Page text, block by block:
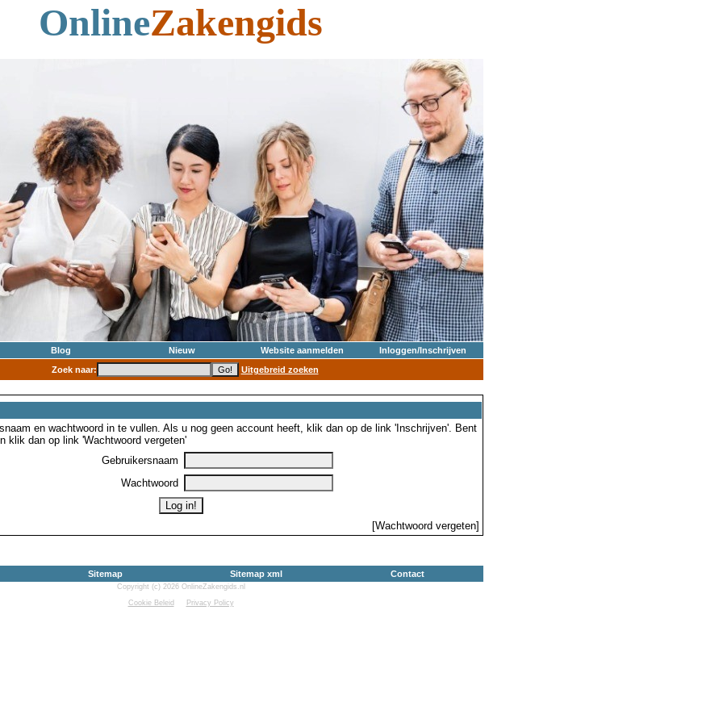
OnlineZakengids
Blog Nieuw Website aanmelden
Inloggen/Inschrijven
Zoek naar:
Uitgebreid zoeken
en wachtwoord in te vullen. Als u nog geen account heeft, klik dan op de link 'Inschrijven'. Bent
klik dan op link 'Wachtwoord vergeten'
Gebruikersnaam
Wachtwoord
[Wachtwoord vergeten]
Sitemap Sitemap xml Contact
Copyright (c) 2026 OnlineZakengids.nl
Cookie Beleid
Privacy Policy